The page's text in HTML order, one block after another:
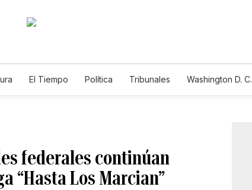
El Tiempo Política Tribunales Washington D. C.
federales continúan
“Hasta Los Marcian”